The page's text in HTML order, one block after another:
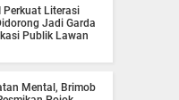
Perkuat Literasi
Jadi Garda
Publik Lawan
Mental, Brimob